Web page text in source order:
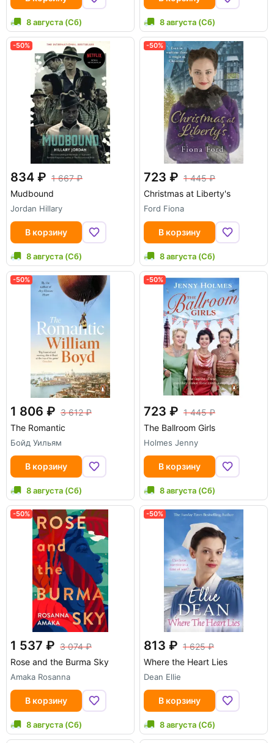
8 августа (Сб) 8 августа (Сб)
-50%
834
1 667
Mudbound
Jordan Hillary
В корзину
8 августа (Сб)
-50%
723
1 445
Christmas at Liberty's
Ford Fiona
В корзину
8 августа (Сб)
-50%
1 806
3 612
The Romantic
Бойд Уильям
В корзину
8 августа (Сб)
-50%
723
1 445
The Ballroom Girls
Holmes Jenny
В корзину
8 августа (Сб)
-50%
1 537
3 074
Rose and the Burma Sky
Amaka Rosanna
В корзину
8 августа (Сб)
-50%
813
1 625
Where the Heart Lies
Dean Ellie
В корзину
8 августа (Сб)